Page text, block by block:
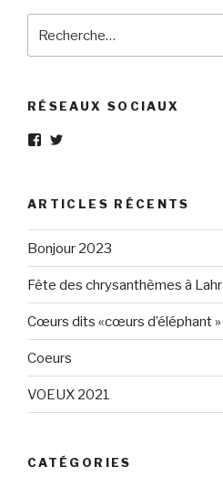
pour
RÉSEAUX SOCIAUX
Voir
Eléphant-
Gris-
160596147294205
sur
Facebook
Voir
elephantgris
sur
Twitter
ARTICLES RÉCENTS
Bonjour 2023
Fête des chrysanthèmes à Lahr
Cœurs dits «cœurs d’éléphant »
Coeurs
VOEUX 2021
CATÉGORIES